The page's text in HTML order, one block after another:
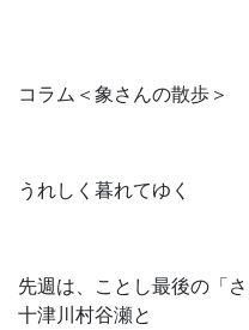
コラム＜象さんの散歩＞
うれしく暮れてゆく
先週は、ことし最後の「
十津川村谷瀬と